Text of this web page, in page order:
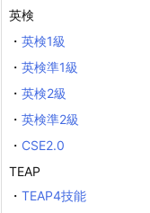
英検
・ 英検1級
・ 英検準1級
・ 英検2級
・ 英検準2級
・ CSE2.0
TEAP
・ TEAP4技能